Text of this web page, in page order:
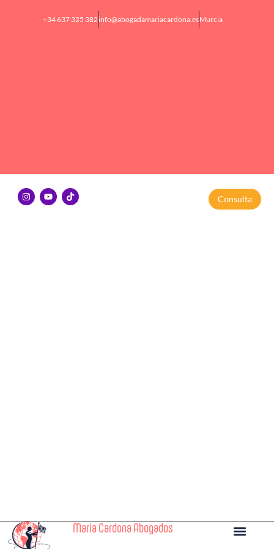
+34 637 325 382 info@abogadamariacardona.esMurcia
Consulta
María Cardona Abogados